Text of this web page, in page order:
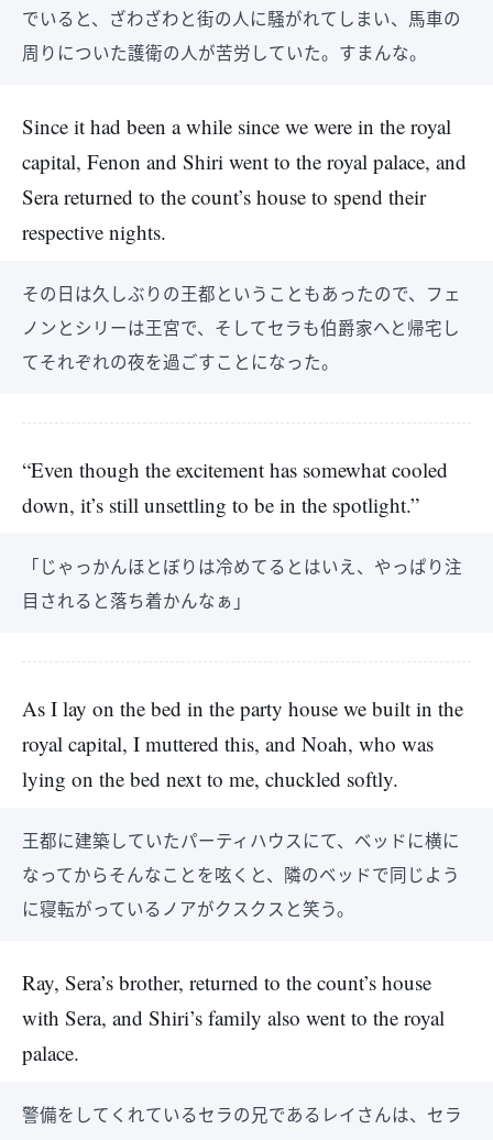
でいると、ざわざわと街の人に騒がれてしまい、馬車の
周りについた護衛の人が苦労していた。すまんな。
Since it had been a while since we were in the royal
capital, Fenon and Shiri went to the royal palace, and
Sera returned to the count’s house to spend their
respective nights.
その日は久しぶりの王都ということもあったので、フェ
ノンとシリーは王宮で、そしてセラも伯爵家へと帰宅し
てそれぞれの夜を過ごすことになった。
“Even though the excitement has somewhat cooled
down, it’s still unsettling to be in the spotlight.”
「じゃっかんほとぼりは冷めてるとはいえ、やっぱり注
目されると落ち着かんなぁ」
As I lay on the bed in the party house we built in the
royal capital, I muttered this, and Noah, who was
lying on the bed next to me, chuckled softly.
王都に建築していたパーティハウスにて、ベッドに横に
なってからそんなことを呟くと、隣のベッドで同じよう
に寝転がっているノアがクスクスと笑う。
Ray, Sera’s brother, returned to the count’s house
with Sera, and Shiri’s family also went to the royal
palace.
警備をしてくれているセラの兄であるレイさんは、セラ